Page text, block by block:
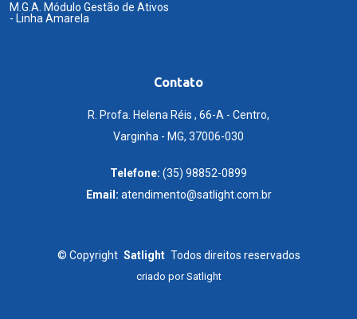
M.G.A. Módulo Gestão de Ativos
- Linha Amarela
Contato
R. Profa. Helena Réis , 66-A - Centro,
Varginha - MG, 37006-030
Telefone: (35) 98852-0899
Email: atendimento@satlight.com.br
© Copyright Satlight Todos direitos reservados
criado porSatlight